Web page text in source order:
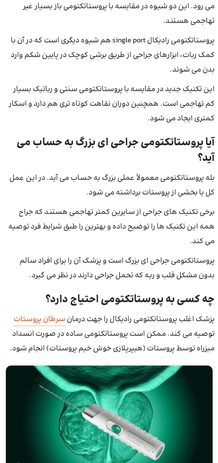
می رود. این دو شیوه در مقایسه با پروستاتکتومی باز بسیار غیر
تهاجمی هستند.
پروستاتکتومی رادیکال single port هم شیوه دیگری است که در آن با
کمک ربات، ابزارهای جراحی از طریق برشی کوچک در پایین شکم وارد
بدن می شوند.
این تکنیک جدید در مقایسه با پروستاتکتومی سنتی و رباتیک بسیار
کم تهاجمی است. همچنین دوران نقاهت کوتاه تری هم دارد و اسکار
کمتری ایجاد می شود.
آیا پروستاتکتومی جراحی ای بزرگ به حساب می
آید؟
بله پروستاتکتومی معمولاً عملی بزرگ به حساب می آید. در این عمل
کل یا بخشی از پروستات برداشته می ‌شود.
برخی تکنیک های جراحی از سایرین کمتر تهاجمی هستند که جراح
همه این تکنیک ها را توضیح داده و بهترین را طبق شرایط فرد توصیه
می ‌کند.
پروستاتکتومی جراحی ای بزرگ است و پزشک آن را برای افراد سالم
بدون مشکل قلب و ریه که تحمل جراحی دارند در نظر می ‌گیرد.
چه کسی به پروستاتکتومی احتیاج دارد؟
پزشک اغلب پروستاتکتومی رادیکال را جهت درمان سرطان پروستات
توصیه می ‌کند. ممکن است پروستاتکتومی ساده در صورت انسداد
میزراه توسط پروستات (هیپرپلازی خوش خیم پروستات) انجام شود.